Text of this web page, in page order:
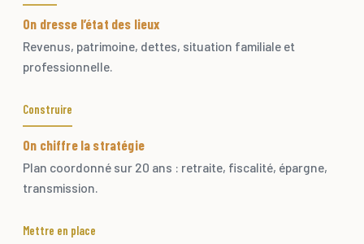
On dresse l’état des lieux
Revenus, patrimoine, dettes, situation familiale et
professionnelle.
Construire
On chiffre la stratégie
Plan coordonné sur 20 ans : retraite, fiscalité, épargne,
transmission.
Mettre en place